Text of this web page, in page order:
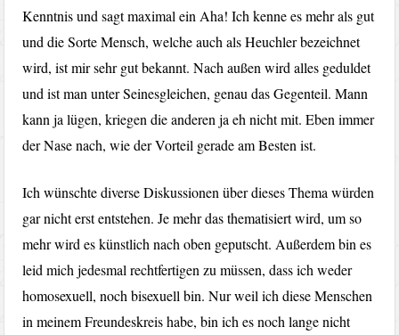
Kenntnis und sagt maximal ein Aha! Ich kenne es mehr als gut
und die Sorte Mensch, welche auch als Heuchler bezeichnet
wird, ist mir sehr gut bekannt. Nach außen wird alles geduldet
und ist man unter Seinesgleichen, genau das Gegenteil. Mann
kann ja lügen, kriegen die anderen ja eh nicht mit. Eben immer
der Nase nach, wie der Vorteil gerade am Besten ist.
Ich wünschte diverse Diskussionen über dieses Thema würden
gar nicht erst entstehen. Je mehr das thematisiert wird, um so
mehr wird es künstlich nach oben geputscht. Außerdem bin es
leid mich jedesmal rechtfertigen zu müssen, dass ich weder
homosexuell, noch bisexuell bin. Nur weil ich diese Menschen
in meinem Freundeskreis habe, bin ich es noch lange nicht